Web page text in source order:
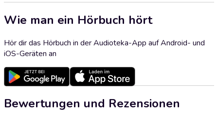
Wie man ein Hörbuch hört
Hör dir das Hörbuch in der Audioteka-App auf Android- und
iOS-Geräten an
Bewertungen und Rezensionen